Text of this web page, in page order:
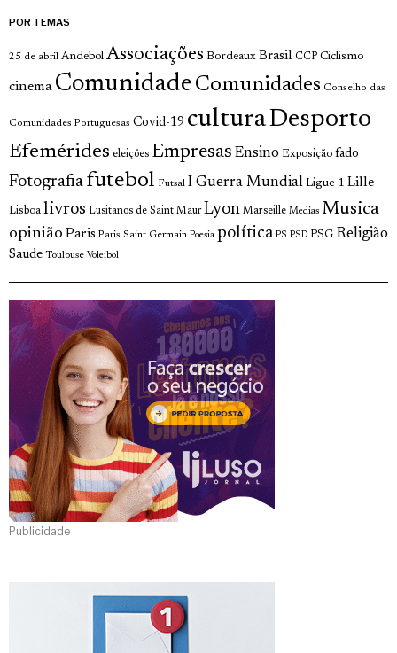
POR TEMAS
25 de abril Andebol Associações Bordeaux Brasil CCP Ciclismo
cinema Comunidade Comunidades Conselho das
Comunidades Portuguesas Covid-19 culturaDesporto
Efemérides eleições Empresas Ensino Exposição fado
Fotografia futebol Futsal I Guerra Mundial Ligue 1 Lille
Lisboa livros Lusitanos de Saint Maur Lyon Marseille Medias Musica
opinião Paris Paris Saint Germain Poesia política PS PSD PSG Religião
Saude Toulouse Voleibol
Publicidade